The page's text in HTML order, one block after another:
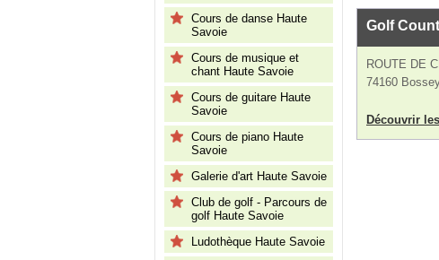
Cours de danse Haute
Savoie
Cours de musique et
chant Haute Savoie
Cours de guitare Haute
Savoie
Cours de piano Haute
Savoie
Galerie d'art Haute Savoie
Club de golf - Parcours de
golf Haute Savoie
Ludothèque Haute Savoie
Golf
ROUTE DE
74160
Découvrir